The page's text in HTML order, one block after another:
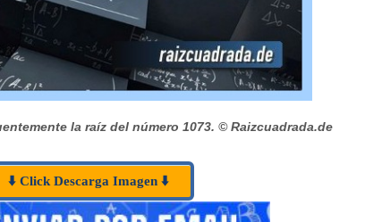
la raíz del número 1073. © Raizcuadrada.de
⬇️ Click Descarga Imagen ⬇️